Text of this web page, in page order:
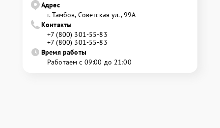
Адрес
г. Тамбов, Советская ул., 99А
Контакты
+7 (800) 301-55-83
+7 (800) 301-55-83
Время работы
Работаем с 09:00 до 21:00